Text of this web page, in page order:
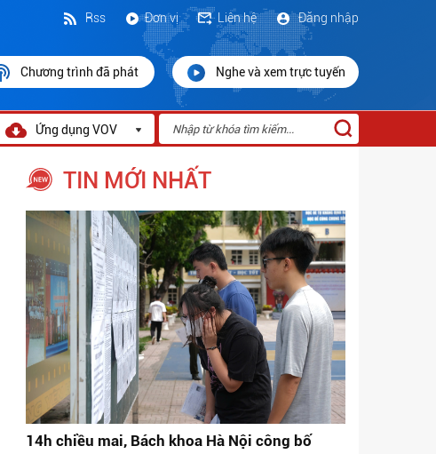
Đăng nhập
Liên hệ
Đơn vị
Rss
Chương trình đã phát Nghe và xem trực tuyến
Ứng dụng VOV
TIN MỚI NHẤT
14h chiều mai, Bách khoa Hà Nội công bố